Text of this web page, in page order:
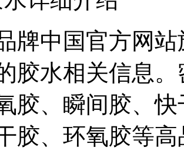
牌中国官方网
胶水相关信息
胶、瞬间胶、
胶、环氧胶等